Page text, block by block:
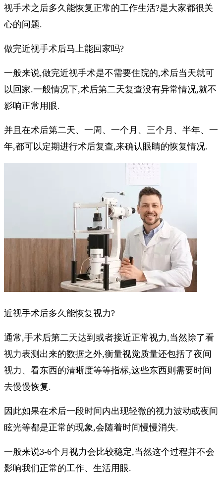
视手术之后多久能恢复正常的工作生活?是大家都很关
心的问题.
做完近视手术后马上能回家吗?
一般来说,做完近视手术是不需要住院的,术后当天就可
以回家.一般情况下,术后第二天复查没有异常情况,就不
影响正常用眼.
并且在术后第二天、一周、一个月、三个月、半年、一
年,都可以定期进行术后复查,来确认眼睛的恢复情况.
近视手术后多久能恢复视力?
通常,手术后第二天达到或者接近正常视力,当然除了看
视力表测出来的数据之外,衡量视觉质量还包括了夜间
视力、看东西的清晰度等等指标,这些东西则需要时间
去慢慢恢复.
因此如果在术后一段时间内出现轻微的视力波动或夜间
眩光等都是正常的现象,会随着时间慢慢消失.
一般来说3-6个月视力会比较稳定,当然这个过程并不会
影响我们正常的工作、生活用眼.